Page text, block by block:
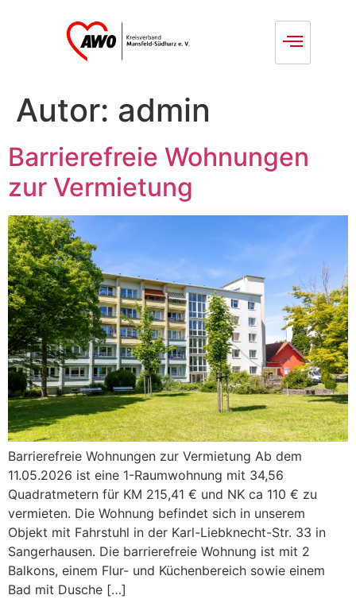
Autor: admin
Barrierefreie Wohnungen
zur Vermietung
Barrierefreie Wohnungen zur Vermietung Ab dem
11.05.2026 ist eine 1-Raumwohnung mit 34,56
Quadratmetern für KM 215,41 € und NK ca 110 € zu
vermieten. Die Wohnung befindet sich in unserem
Objekt mit Fahrstuhl in der Karl-Liebknecht-Str. 33 in
Sangerhausen. Die barrierefreie Wohnung ist mit 2
Balkons, einem Flur- und Küchenbereich sowie einem
Bad mit Dusche […]